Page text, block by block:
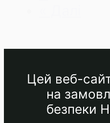
Цей веб-
на
безпеки